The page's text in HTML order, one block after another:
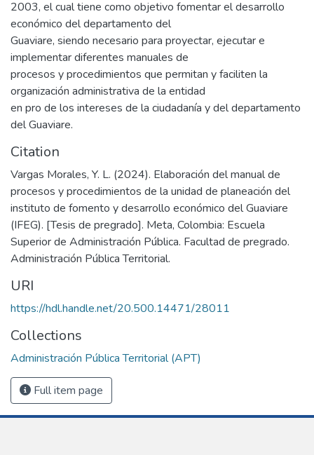
2003, el cual tiene como objetivo fomentar el desarrollo
económico del departamento del
Guaviare, siendo necesario para proyectar, ejecutar e
implementar diferentes manuales de
procesos y procedimientos que permitan y faciliten la
organización administrativa de la entidad
en pro de los intereses de la ciudadanía y del departamento
del Guaviare.
Citation
Vargas Morales, Y. L. (2024). Elaboración del manual de
procesos y procedimientos de la unidad de planeación del
instituto de fomento y desarrollo económico del Guaviare
(IFEG). [Tesis de pregrado]. Meta, Colombia: Escuela
Superior de Administración Pública. Facultad de pregrado.
Administración Pública Territorial.
URI
https://hdl.handle.net/20.500.14471/28011
Collections
Administración Pública Territorial (APT)
Full item page